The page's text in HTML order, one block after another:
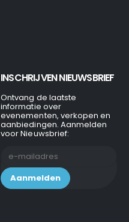
INSCHRIJVEN NIEUWSBRIEF
Ontvang de laatste
informatie over
evenementen, verkopen en
aanbiedingen. Aanmelden
voor Nieuwsbrief: